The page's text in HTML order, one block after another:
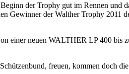
der Trophy gut im Rennen und
der Walther Trophy 2011
einer neuen WALTHER LP 400 bis
freuen, kommen doch